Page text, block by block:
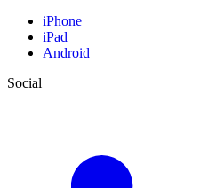
iPhone
iPad
Android
Social